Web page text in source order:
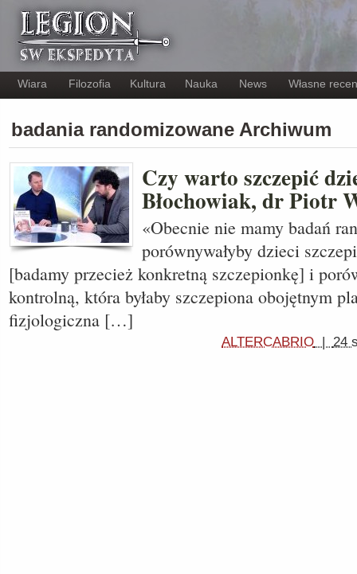
Wiara Filozofia Kultura Nauka News Własne
badania randomizowane Archiwum
Czy warto szczepić
Błochowiak, dr Piotr
«Obecnie nie mamy badań
porównywałyby dzieci
[badamy przecież konkretną szczepionkę] i
kontrolną, która byłaby szczepiona obojętnym
fizjologiczna […]
ALTERCABRIO | 24